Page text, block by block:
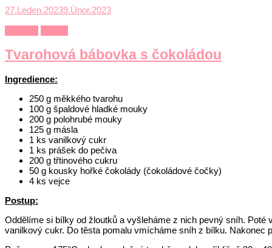
27.Leden.20239.Únor.2023
Tvarohová bábovka s čokoládou
Ingredience:
250 g měkkého tvarohu
100 g špaldové hladké mouky
200 g polohrubé mouky
125 g másla
1 ks vanilkový cukr
1 ks prášek do pečiva
200 g třtinového cukru
50 g kousky hořké čokolády (čokoládové čočky)
4 ks vejce
Postup:
Oddělíme si bílky od žloutků a vyšleháme z nich pevný sníh.
vanilkový cukr. Do těsta pomalu vmícháme sníh z bílku.